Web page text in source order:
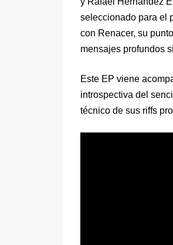
seleccionado para el
con Renacer, su
mensajes profundos
Este EP viene
introspectiva del
técnico de sus riffs